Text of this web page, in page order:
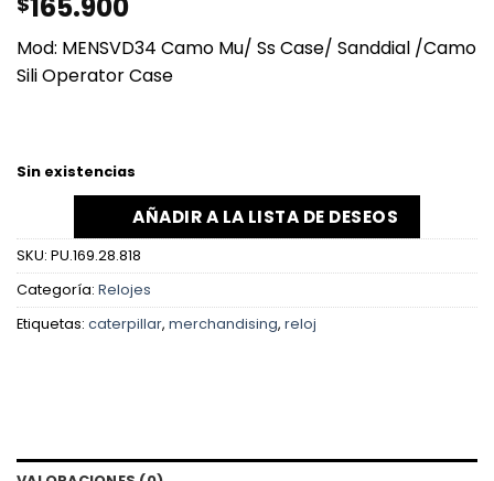
165.900
Mod: MENSVD34 Camo Mu/ Ss Case/ Sanddial /Camo
Sili Operator Case
Sin existencias
AÑADIR A LA LISTA DE DESEOS
SKU: PU.169.28.818
Categoría: Relojes
Etiquetas: caterpillar, merchandising, reloj